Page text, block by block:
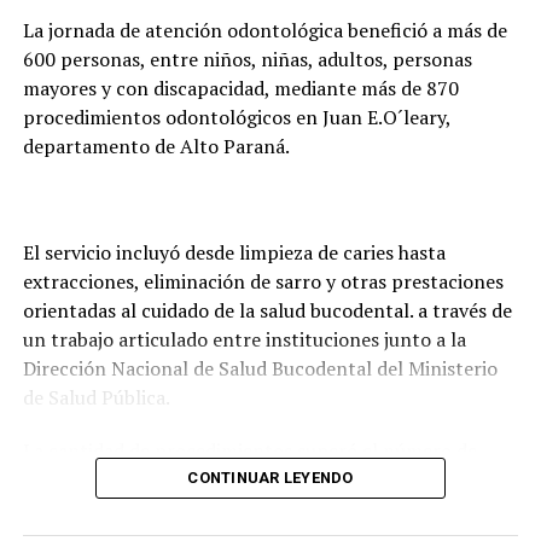
MEC y Justicia Electoral formalizan convenio para
pasantía educativa laboral de jóvenes
NO SE PIERDA
Inicia despliegue de maletines electorales y máquinas
de votación para internas simultáneas
Asunción o Ciudad del Este para realizar los trámites.
La jornada de atención odontológica benefició a más de
600 personas, entre niños, niñas, adultos, personas
mayores y con discapacidad, mediante más de 870
procedimientos odontológicos en Juan E.O´leary,
departamento de Alto Paraná.
El servicio incluyó desde limpieza de caries hasta
extracciones, eliminación de sarro y otras prestaciones
orientadas al cuidado de la salud bucodental. a través de
un trabajo articulado entre instituciones junto a la
Dirección Nacional de Salud Bucodental del Ministerio
de Salud Pública.
pacientes atendidos debido a que, en numerosos casos,
CONTINUAR LEYENDO